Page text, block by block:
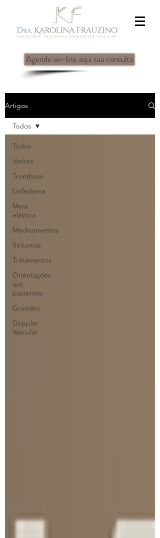
Agende on-line aqui sua consulta
Artigos
Todos
Varizes
Trombose
Linfedema
Meia
elástica
Medicamentos
Sintomas
Tratamentos
Orientações
aos
pacientes
Gravidez
Doppler
Vascular
Todos